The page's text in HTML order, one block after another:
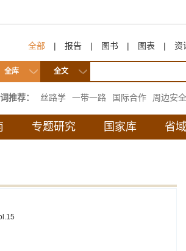
全部 | 报告 | 图书 | 图表 | 资
全库 全文
推荐： 丝路学 一带一路 国际合作 周边安全
互通
专题研究 国家库 省